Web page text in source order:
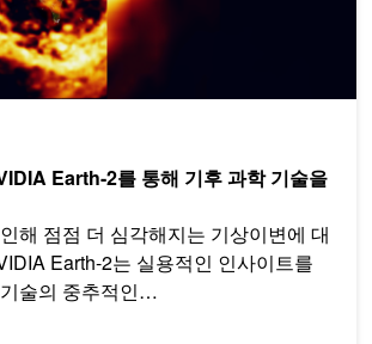
Earth-2를 통해 기후 과학 기술을
해 점점 더 심각해지는 기상이변에 대
Earth-2는 실용적인 인사이트를
술의 중추적인…